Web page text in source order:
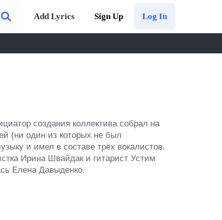
Add Lyrics Sign Up Log In
создания коллектива собрал на
(ни один из которых не был
и имел в составе трёх вокалистов.
Ирина Швайдак и гитарист Устим
Елена Давыденко.